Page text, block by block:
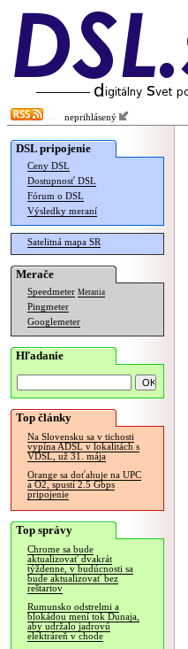
neprihlásený
DSL pripojenie
Ceny DSL
Dostupnosť DSL
Fórum o DSL
Výsledky meraní
Satelitná mapa SR
Merače
Speedmeter Merania
Pingmeter
Googlemeter
Hľadanie
Top články
Na Slovensku sa v tichosti
vypína ADSL v lokalitách s
VDSL, už 31. mája
Orange sa doťahuje na UPC
a O2, spustí 2.5 Gbps
pripojenie
Top správy
Chrome sa bude
aktualizovať dvakrát
týždenne, v budúcnosti sa
bude aktualizovať bez
reštartov
Rumunsko odstrelmi a
blokádou mení tok Dunaja,
aby udržalo jadrovú
elektráreň v chode